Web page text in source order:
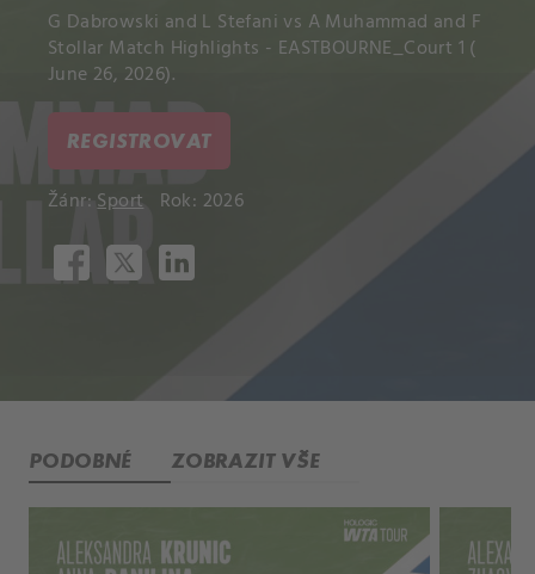
G Dabrowski and L Stefani vs A Muhammad and F
Stollar Match Highlights - EASTBOURNE_Court 1 (
June 26, 2026).
REGISTROVAT
Žánr:Sport Rok: 2026
PODOBNÉ ZOBRAZIT VŠE